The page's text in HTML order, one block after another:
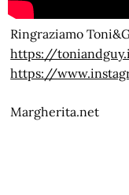
Ringraziamo
https://
https://
Margherita.net